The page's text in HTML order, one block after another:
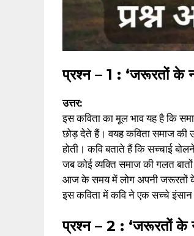
प्रश्न – 1 : ‘जरूरतों के
उत्तर:
इस कविता का मूल भाव यह है कि
छोड़ देते हैं। वयह कविता समाज की
होती। कवि बताते हैं कि सच्चाई
जब कोई व्यक्ति समाज की गलत
आज के समय में लोग अपनी जरूरतों के
इस कविता में कवि ने एक सच्चे इंसान
प्रश्न – 2 : ‘जरूरतों के